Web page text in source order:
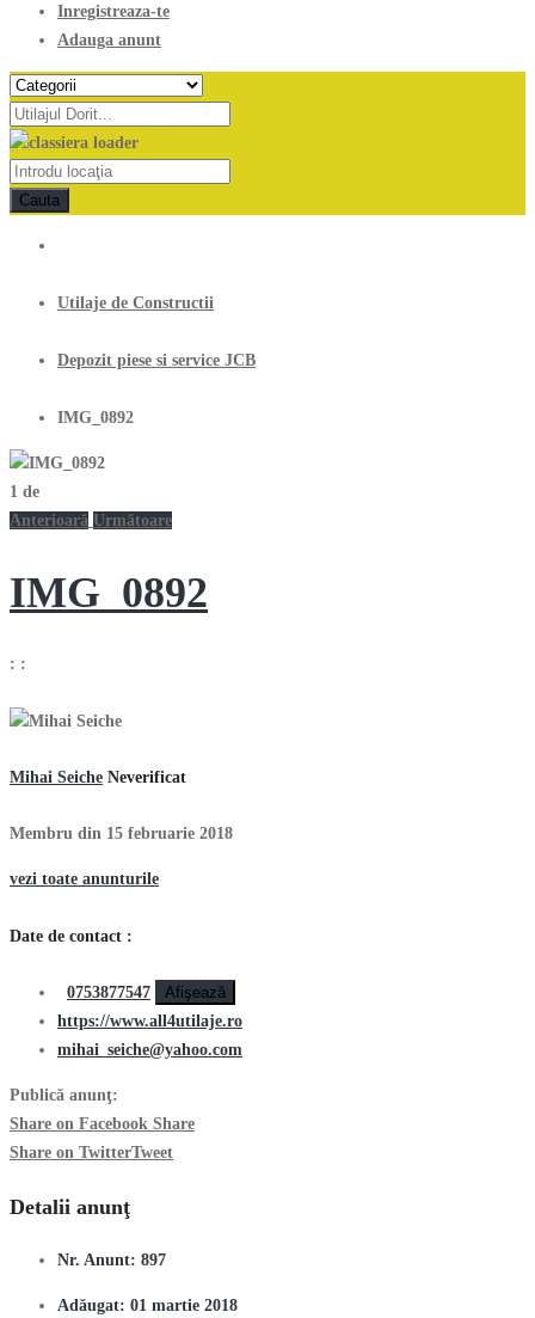
Inregistreaza-te
Adauga anunt
Cauta
Utilaje de Constructii
Depozit piese si service JCB
IMG_0892
1 de
Anterioară Următoare
IMG_0892
: :
Mihai Seiche Neverificat
Membru din 15 februarie 2018
vezi toate anunturile
Date de contact :
0753877547
Afişează
https://www.all4utilaje.ro
mihai_seiche@yahoo.com
Publică anunţ:
Share on Facebook Share
Share on TwitterTweet
Detalii anunţ
Nr. Anunt: 897
Adăugat: 01 martie 2018